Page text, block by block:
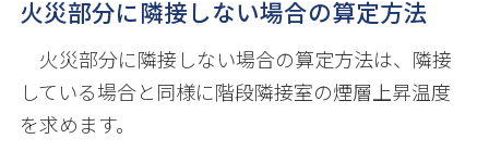
火災部分に隣接しない場合の算定方法
火災部分に隣接しない場合の算定方法は、隣接
している場合と同様に階段隣接室の煙層上昇温度
を求めます。